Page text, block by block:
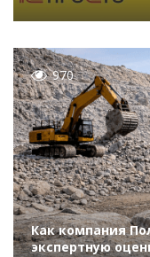
970
Как компания
экспертную